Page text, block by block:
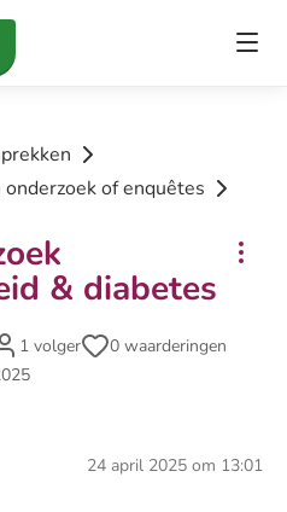
of enquêtes
& diabetes
1 volger
0 waarderingen
24 april 2025 om 13:01